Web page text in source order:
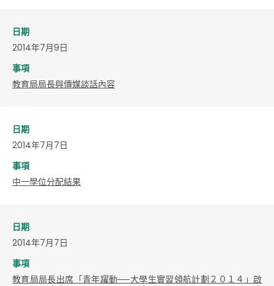
日期
2014年7月9日
事項
教育局局長與傳媒談話內容
日期
2014年7月7日
事項
中一學位分配結果
日期
2014年7月7日
事項
教育局局長出席「青年躍動──大學生實習領航計劃２０１４」啟